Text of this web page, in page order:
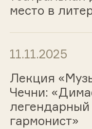
место в
11.11.2025
Лекция
Чечни:
легендарный
гармонист»